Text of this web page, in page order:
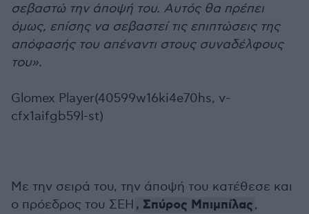
σεβαστώ την άποψή του. Αυτός θα πρέπει
όμως, επίσης να σεβαστεί τις επιπτώσεις της
απόφασής του απέναντι στους συναδέλφους
του».
Glomex Player(40599w16ki4e70hs, v-
cfx1aifgb59l-st)
Με την σειρά του, την άποψή του κατέθεσε και
ο πρόεδρος του ΣΕΗ , Σπύρος Μπιμπίλας,